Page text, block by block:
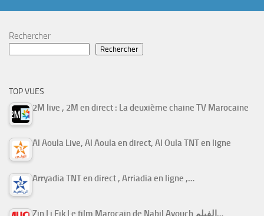
Rechercher
Rechercher
TOP VUES
2M live , 2M en direct : La deuxième chaine TV Marocaine
Al Aoula Live, Al Aoula en direct, Al Oula TNT en ligne
Arryadia TNT en direct , Arriadia en ligne ,…
Zin Li Fik Le film Marocain de Nabil Ayouch الفيلم…